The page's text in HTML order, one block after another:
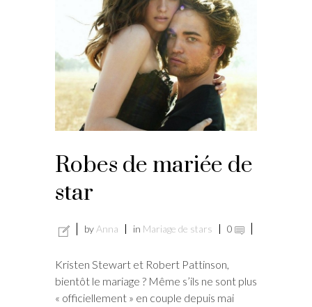
Robes de mariée de
star
byAnna in Mariage de stars 0
Kristen Stewart et Robert Pattinson,
bientôt le mariage ? Même s’ils ne sont plus
« officiellement » en couple depuis mai